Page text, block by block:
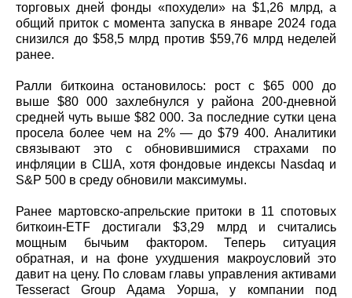
торговых дней фонды «похудели» на $1,26 млрд, а
общий приток с момента запуска в январе 2024 года
снизился до $58,5 млрд против $59,76 млрд неделей
ранее.
Ралли биткоина остановилось: рост с $65 000 до
выше $80 000 захлебнулся у района 200‑дневной
средней чуть выше $82 000. За последние сутки цена
просела более чем на 2% — до $79 400. Аналитики
связывают это с обновившимися страхами по
инфляции в США, хотя фондовые индексы Nasdaq и
S&P 500 в среду обновили максимумы.
Ранее мартовско‑апрельские притоки в 11 спотовых
биткоин‑ETF достигали $3,29 млрд и считались
мощным бычьим фактором. Теперь ситуация
обратная, и на фоне ухудшения макроусловий это
давит на цену. По словам главы управления активами
Tesseract Group Адама Уорша, у компании под